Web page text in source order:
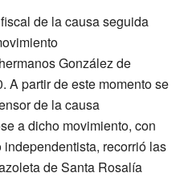
de la causa seguida
González de
A partir de este momento se
de la causa
a dicho movimiento, con
recorrió las
de Santa Rosalía